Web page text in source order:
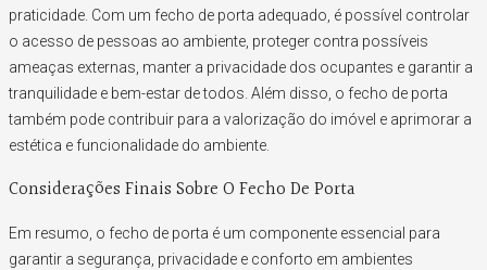
praticidade. Com um fecho de porta adequado, é possível controlar
o acesso de pessoas ao ambiente, proteger contra possíveis
ameaças externas, manter a privacidade dos ocupantes e garantir a
tranquilidade e bem-estar de todos. Além disso, o fecho de porta
também pode contribuir para a valorização do imóvel e aprimorar a
estética e funcionalidade do ambiente.
Considerações Finais Sobre O Fecho De Porta
Em resumo, o fecho de porta é um componente essencial para
garantir a segurança, privacidade e conforto em ambientes